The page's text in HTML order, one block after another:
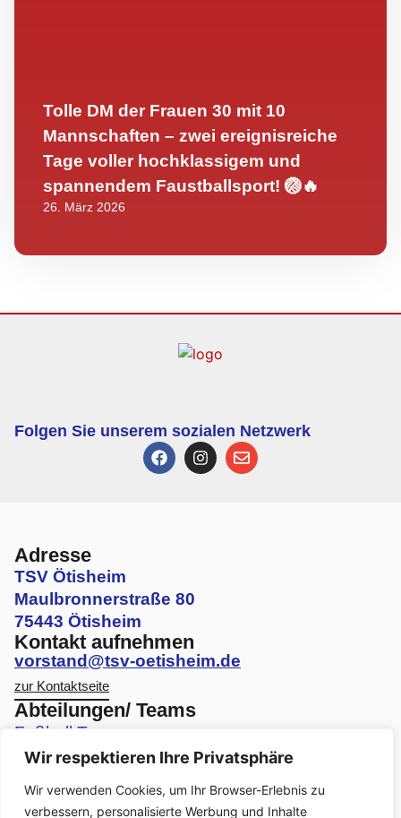
Wir respektieren Ihre Privatsphäre
Wir verwenden Cookies, um Ihr Browser-Erlebnis zu
verbessern, personalisierte Werbung und Inhalte
Tolle DM der Frauen 30 mit 10
Mannschaften – zwei ereignisreiche
Tage voller hochklassigem und
spannendem Faustballsport! 🏐🔥
26. März 2026
Folgen Sie unserem sozialen Netzwerk
Adresse
TSV Ötisheim
Maulbronnerstraße 80
75443 Ötisheim
Kontakt aufnehmen
vorstand@tsv-oetisheim.de
zur Kontaktseite
Abteilungen/ Teams
Fußball Teams
Volleyball Teams
Faustball Teams